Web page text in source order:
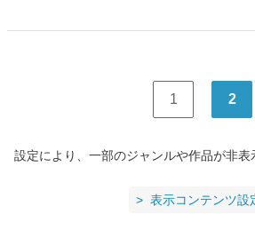
1 2
設定により、一部のジャンルや作品が非表
表示コンテンツ設